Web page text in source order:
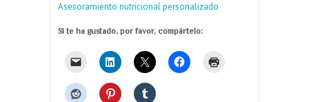
Asesoramiento nutricional personalizado
Si te ha gustado, por favor, compártelo: